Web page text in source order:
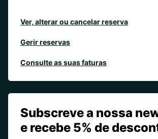
Ver, alterar ou cancelar reserva
Gerir reservas
Consulte as suas faturas
Subscreve a nossa
e recebe 5% de